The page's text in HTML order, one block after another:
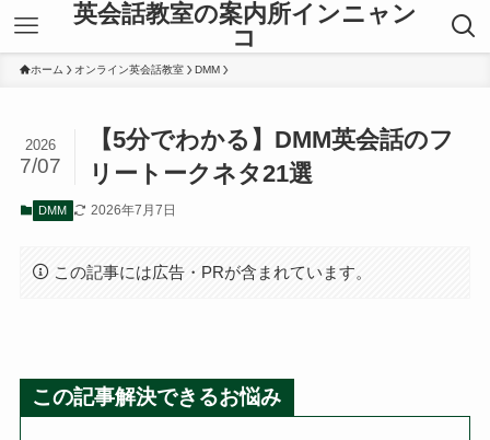
英会話教室の案内所インニャン
コ
ホーム オンライン英会話教室 DMM
【5分でわかる】DMM英会話のフ
リートークネタ21選
2026
7/07
DMM 2026年7月7日
この記事には広告・PRが含まれています。
この記事解決できるお悩み